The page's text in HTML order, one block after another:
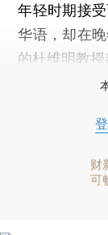
年轻时期接
华语，却在
的杜维明教授
财
可